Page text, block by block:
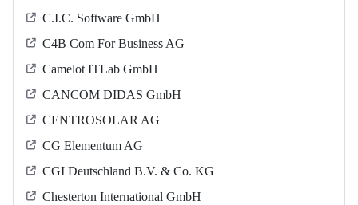
C.I.C. Software GmbH
C4B Com For Business AG
Camelot ITLab GmbH
CANCOM DIDAS GmbH
CENTROSOLAR AG
CG Elementum AG
CGI Deutschland B.V. & Co. KG
Chesterton International GmbH